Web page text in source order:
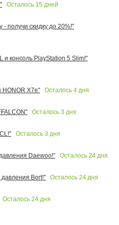
Осталось 15 дней
- получи скидку до 20%!"
и консоль PlayStation 5 Slim!"
X7e"
Осталось 4 дня
Осталось 3 дня
Осталось 3 дня
Daewoo!"
Осталось 24 дня
Bort!"
Осталось 24 дня
Осталось 24 дня